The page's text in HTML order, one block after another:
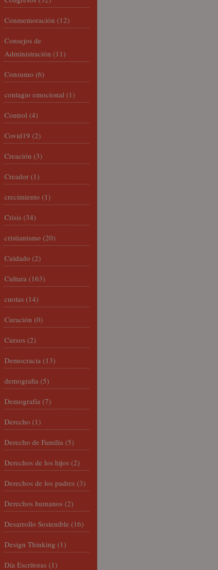
Conmemoración (12)
Consejos de
Administración (11)
Consumo (6)
contagio emocional (1)
Control (4)
Covid19 (2)
Creación (3)
Creador (1)
crecimiento (1)
Crisis (34)
cristianismo (20)
Cuidado (2)
Cultura (163)
cuotas (14)
Curación (0)
Cursos (2)
Democracia (13)
demografia (5)
Demografía (7)
Derecho (1)
Derecho de Familia (5)
Derechos de los hijos (2)
Derechos de los padres (3)
Derechos humanos (2)
Desarrollo Sostenible (16)
Design Thinking (1)
Día Escritoras (1)